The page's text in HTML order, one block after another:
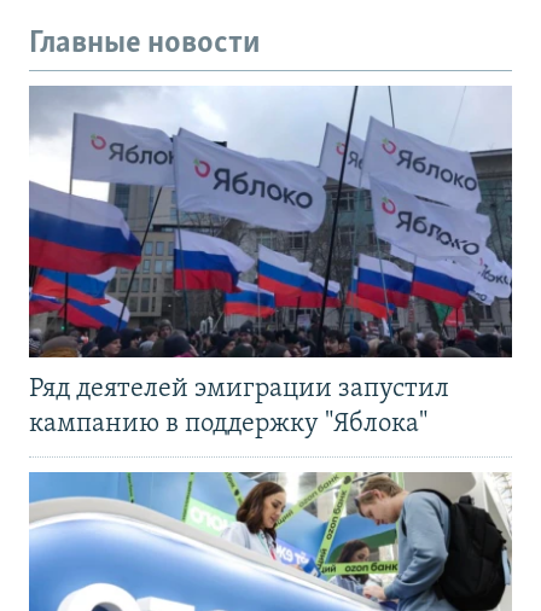
Главные новости
Ряд деятелей эмиграции запустил
кампанию в поддержку "Яблока"